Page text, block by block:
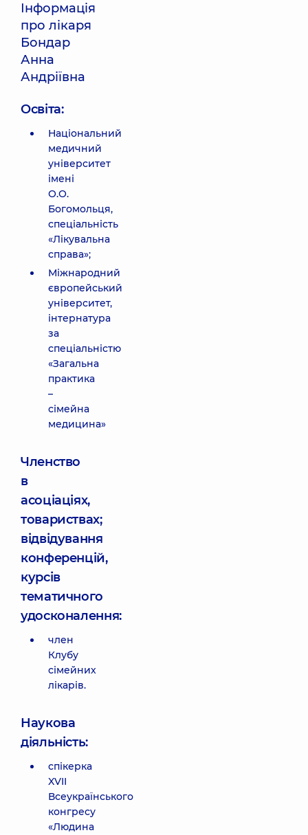
Інформація
про лікаря
Бондар
Анна
Андріївна
Освіта:
Національний
медичний
університет
імені
О.О.
Богомольця,
спеціальність
«Лікувальна
справа»;
Міжнародний
європейський
університет,
інтернатура
за
спеціальністю
«Загальна
практика
–
сімейна
медицина»
Членство
в
асоціаціях,
товариствах;
відвідування
конференцій,
курсів
тематичного
удосконалення:
член
Клубу
сімейних
лікарів.
Наукова
діяльність:
спікерка
XVII
Всеукраїнського
конгресу
«Людина